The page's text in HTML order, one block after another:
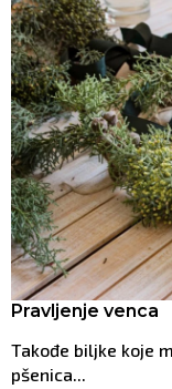
Pravljenje venca
Takođe biljke koje
pšenica...